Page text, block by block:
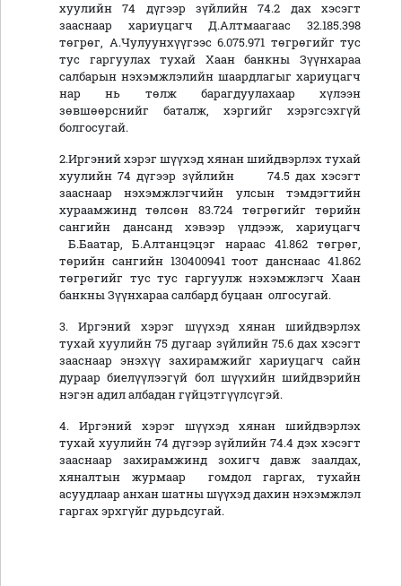
хуулийн 74 дүгээр зүйлийн 74.2 дах хэсэгт
зааснаар хариуцагч Д.Алтмаагаас 32.185.398
төгрөг, А.Чулуунхүүгээс 6.075.971 төгрөгийг тус
тус гаргуулах тухай Хаан банкны Зүүнхараа
салбарын нэхэмжлэлийн шаардлагыг хариуцагч
нар нь төлж барагдуулахаар хүлээн
зөвшөөрснийг баталж, хэргийг хэрэгсэхгүй
болгосугай.
2.Иргэний хэрэг шүүхэд хянан шийдвэрлэх тухай
хуулийн 74 дүгээр зүйлийн 74.5 дах хэсэгт
зааснаар нэхэмжлэгчийн улсын тэмдэгтийн
хураамжинд төлсөн 83.724 төгрөгийг төрийн
сангийн дансанд хэвээр үлдээж, хариуцагч
Б.Баатар, Б.Алтанцэцэг нараас 41.862 төгрөг,
төрийн сангийн 130400941 тоот данснаас 41.862
төгрөгийг тус тус гаргуулж нэхэмжлэгч Хаан
банкны Зүүнхараа салбард буцаан олгосугай.
3. Иргэний хэрэг шүүхэд хянан шийдвэрлэх
тухай хуулийн 75 дугаар зүйлийн 75.6 дах хэсэгт
зааснаар энэхүү захирамжийг хариуцагч сайн
дураар биелүүлээгүй бол шүүхийн шийдвэрийн
нэгэн адил албадан гүйцэтгүүлсүгэй.
4. Иргэний хэрэг шүүхэд хянан шийдвэрлэх
тухай хуулийн 74 дүгээр зүйлийн 74.4 дэх хэсэгт
зааснаар захирамжинд зохигч давж заалдах,
хяналтын журмаар гомдол гаргах, тухайн
асуудлаар анхан шатны шүүхэд дахин нэхэмжлэл
гаргах эрхгүйг дурьдсугай.